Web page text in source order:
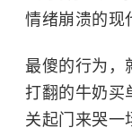
情绪崩溃的现
最傻的行为，
打翻的牛奶买
关起门来哭一